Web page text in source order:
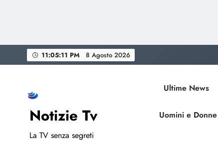
to
11:05:12 PM 8 Agosto 2026
Notizie Tv
La TV senza segreti
Ultime News
Uomini e Donne